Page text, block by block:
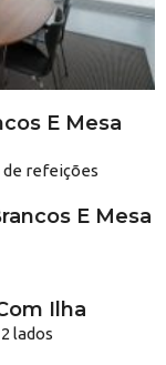
E Mesa
E Mesa
Ilha